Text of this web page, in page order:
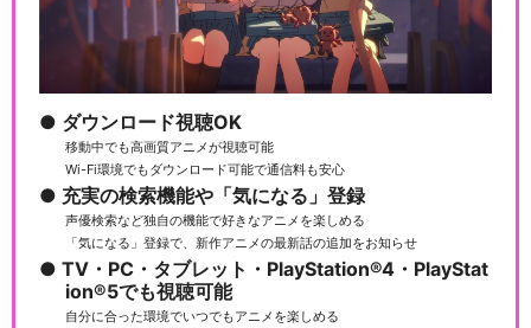
ダウンロード視聴OK
移動中でも高画質アニメが視聴可能
Wi-Fi環境でもダウンロード可能で通信料も安心
充実の検索機能や「気になる」登録
声優検索など独自の機能で好きなアニメを楽しめる
「気になる」登録で、新作アニメの最新話の追加をお知らせ
TV・PC・タブレット・PlayStation®4・PlayStat
ion®5でも視聴可能
自分に合った環境でいつでもアニメを楽しめる